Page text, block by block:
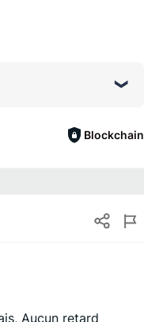
Blockchain
Aucun retard